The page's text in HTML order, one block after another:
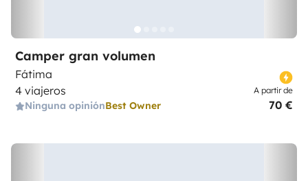
Camper gran volumen
Fátima
4 viajeros
Ninguna opiniónBest Owner
A partir de
70 €